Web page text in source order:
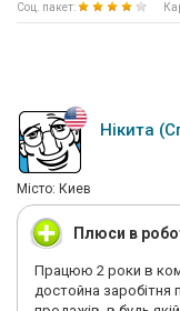
Соц. пакет:
Нікита
Мiсто: Киев
Плюси в
Працюю 2 роки в
достойна заробітня